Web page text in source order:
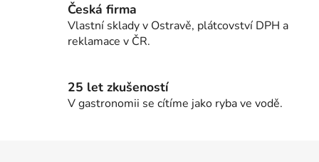
Česká firma
Vlastní sklady v Ostravě, plátcovství DPH a
reklamace v ČR.
25 let zkušeností
V gastronomii se cítíme jako ryba ve vodě.